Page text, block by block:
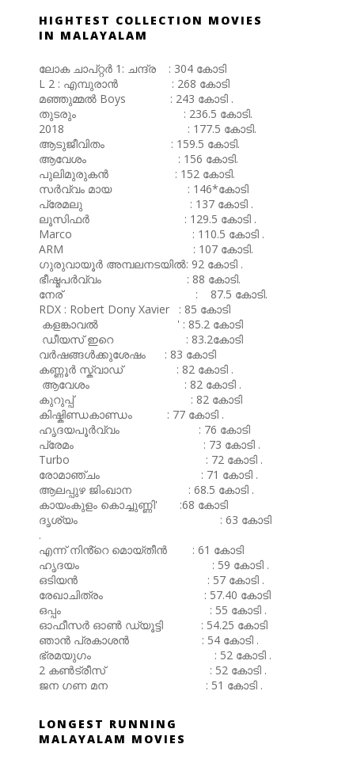
HIGHTEST COLLECTION MOVIES
IN MALAYALAM
ലോക ചാപ്റ്റർ 1: ചന്ദ്ര : 304 കോടി
L 2 : എമ്പുരാൻ : 268 കോടി
മഞ്ഞുമ്മൽ Boys : 243 കോടി .
തുടരും : 236.5 കോടി.
2018 : 177.5 കോടി.
ആടുജീവിതം : 159.5 കോടി.
ആവേശം : 156 കോടി.
പുലിമുരുകൻ : 152 കോടി.
സർവ്വം മായ : 146*കോടി
പ്രേമലു : 137 കോടി .
ലൂസിഫർ : 129.5 കോടി .
Marco : 110.5 കോടി .
ARM : 107 കോടി.
ഗുരുവായൂർ അമ്പലനടയിൽ: 92 കോടി .
ഭീഷ്മപർവ്വം : 88 കോടി.
നേര് : 87.5 കോടി.
RDX : Robert Dony Xavier : 85 കോടി
കളങ്കാവൽ ' : 85.2 കോടി
ഡീയസ് ഇറെ : 83.2കോടി
വർഷങ്ങൾക്കുശേഷം : 83 കോടി
കണ്ണൂർ സ്ക്വാഡ് : 82 കോടി .
ആവേശം : 82 കോടി .
കുറുപ്പ് : 82 കോടി
കിഷ്കിണ്ഡകാണ്ഡം : 77 കോടി .
ഹൃദയപൂർവ്വം : 76 കോടി
പ്രേമം : 73 കോടി .
Turbo : 72 കോടി .
രോമാഞ്ചം : 71 കോടി .
ആലപ്പുഴ ജിംഖാന : 68.5 കോടി .
കായംകുളം കൊച്ചുണ്ണി' :68 കോടി
ദൃശ്യം : 63 കോടി
.
എന്ന് നിൻ്റെ മൊയ്തീൻ : 61 കോടി
ഹൃദയം : 59 കോടി .
ഒടിയൻ : 57 കോടി .
രേഖാചിത്രം : 57.40 കോടി
ഒപ്പം : 55 കോടി .
ഓഫീസർ ഓൺ ഡ്യൂട്ടി : 54.25 കോടി
ഞാൻ പ്രകാശൻ : 54 കോടി .
ഭ്രമയുഗം : 52 കോടി .
2 കൺട്രീസ് : 52 കോടി .
ജന ഗണ മന : 51 കോടി .
LONGEST RUNNING
MALAYALAM MOVIES